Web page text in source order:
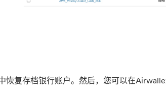
恢复存档银行账户。然后，您可以在